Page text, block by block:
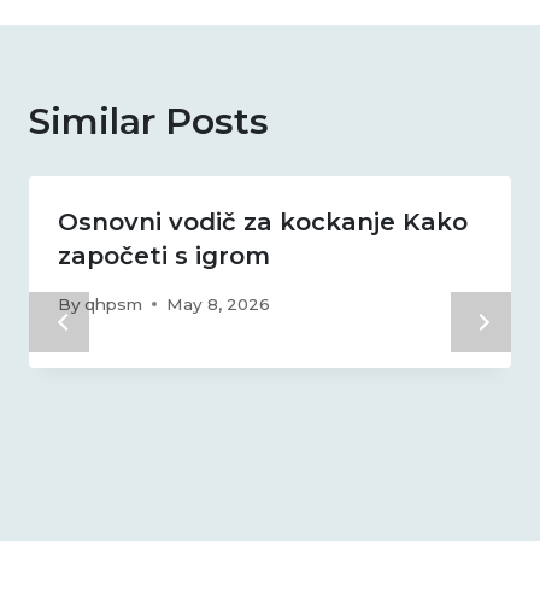
Similar Posts
Osnovni vodič za kockanje Kako
započeti s igrom
Byqhpsm May 8, 2026